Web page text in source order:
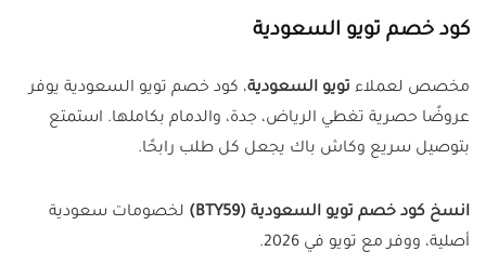
كود خصم تويو السعودية
مخصص لعملاء تويو السعودية، كود خصم تويو السعودية يوفر
عروضًا حصرية تغطي الرياض، جدة، والدمام بكاملها. استمتع
بتوصيل سريع وكاش باك يجعل كل طلب رابحًا.
انسخ كود خصم تويو السعودية (BTY59
) لخصومات سعودية
أصلية، ووفر مع تويو في 2026.